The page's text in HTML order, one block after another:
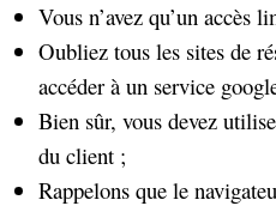
Vous n’avez qu’un accès
Oubliez tous les sites de
accéder à un service
Bien sûr, vous devez
du client ;
Rappelons que le